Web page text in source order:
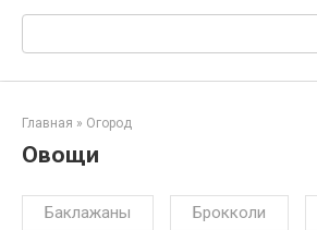
Главная » Огород
Овощи
Баклажаны Брокколи